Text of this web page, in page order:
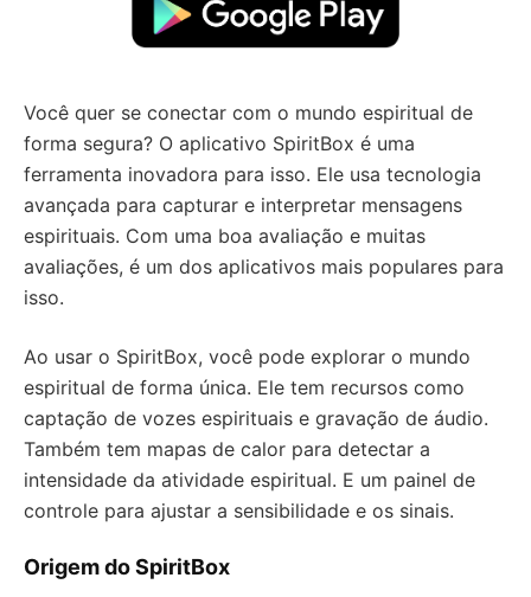
Você quer se conectar com o mundo espiritual de
forma segura? O aplicativo SpiritBox é uma
ferramenta inovadora para isso. Ele usa tecnologia
avançada para capturar e interpretar mensagens
espirituais. Com uma boa avaliação e muitas
avaliações, é um dos aplicativos mais populares para
isso.
Ao usar o SpiritBox, você pode explorar o mundo
espiritual de forma única. Ele tem recursos como
captação de vozes espirituais e gravação de áudio.
Também tem mapas de calor para detectar a
intensidade da atividade espiritual. E um painel de
controle para ajustar a sensibilidade e os sinais.
Origem do SpiritBox